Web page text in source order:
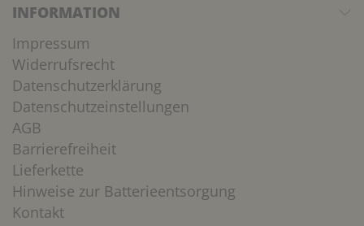
INFORMATION
Impressum
Widerrufsrecht
Datenschutzerklärung
Datenschutzeinstellungen
AGB
Barrierefreiheit
Lieferkette
Hinweise zur Batterieentsorgung
Kontakt